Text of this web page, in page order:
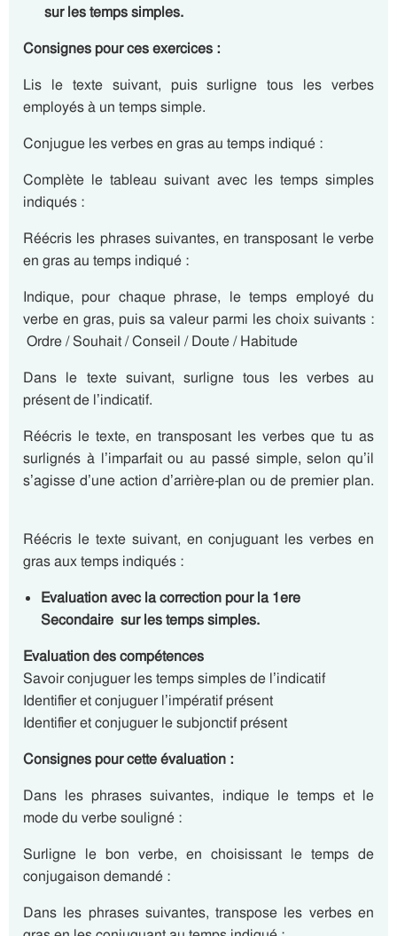
sur les temps simples.
Consignes pour ces exercices :
Lis le texte suivant, puis surligne tous les verbes
employés à un temps simple.
Conjugue les verbes en gras au temps indiqué :
Complète le tableau suivant avec les temps simples
indiqués :
Réécris les phrases suivantes, en transposant le verbe
en gras au temps indiqué :
Indique, pour chaque phrase, le temps employé du
verbe en gras, puis sa valeur parmi les choix suivants :
Ordre / Souhait / Conseil / Doute / Habitude
Dans le texte suivant, surligne tous les verbes au
présent de l’indicatif.
Réécris le texte, en transposant les verbes que tu as
surlignés à l’imparfait ou au passé simple, selon qu’il
s’agisse d’une action d’arrière-plan ou de premier plan.
Réécris le texte suivant, en conjuguant les verbes en
gras aux temps indiqués :
Evaluation avec la correction pour la 1ere
Secondaire sur les temps simples.
Evaluation des compétences
Savoir conjuguer les temps simples de l’indicatif
Identifier et conjuguer l’impératif présent
Identifier et conjuguer le subjonctif présent
Consignes pour cette évaluation :
Dans les phrases suivantes, indique le temps et le
mode du verbe souligné :
Surligne le bon verbe, en choisissant le temps de
conjugaison demandé :
Dans les phrases suivantes, transpose les verbes en